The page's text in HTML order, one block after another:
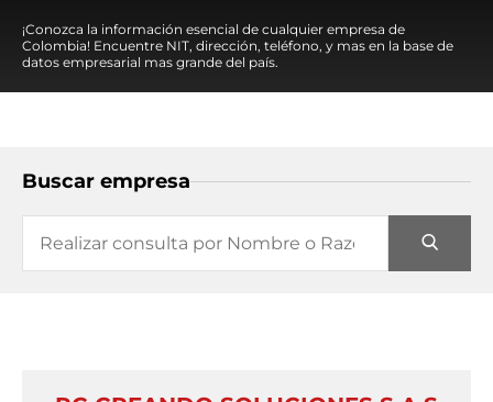
¡Conozca la información esencial de cualquier empresa de
Colombia! Encuentre NIT, dirección, teléfono, y mas en la base de
datos empresarial mas grande del país.
Buscar empresa